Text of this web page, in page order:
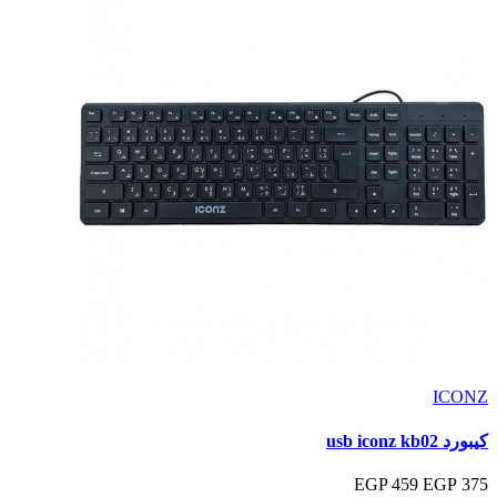
ICONZ
كيبورد usb iconz kb02
375 EGP
459 EGP